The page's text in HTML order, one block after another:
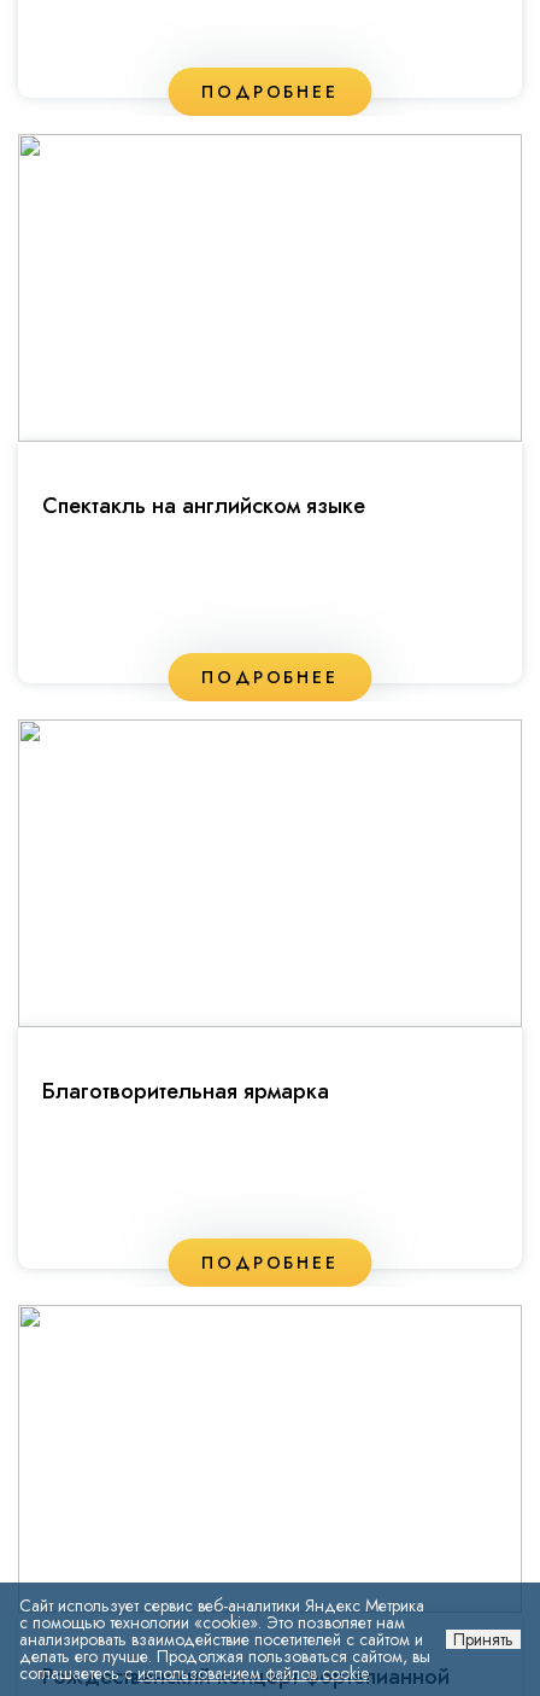
ПОДРОБНЕЕ
Спектакль на английском языке
ПОДРОБНЕЕ
Благотворительная ярмарка
ПОДРОБНЕЕ
Рождественский концерт фортепианной
Сайт использует сервис веб-аналитики Яндекс Метрика
с помощью технологии «cookie». Это позволяет нам
анализировать взаимодействие посетителей с сайтом и
делать его лучше. Продолжая пользоваться сайтом, вы
соглашаетесь сиспользованием файлов cookie
Принять